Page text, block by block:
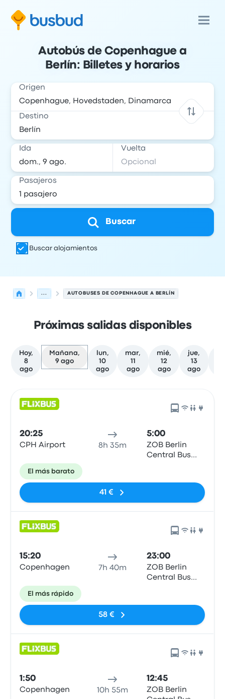
Autobús de Copenhague a
Berlín: Billetes y horarios
Origen
Destino
Ida Vuelta
Pasajeros
Buscar
Buscar alojamientos
... AUTOBUSES DE COPENHAGUE A BERLÍN
Próximas salidas disponibles
Hoy,
8
ago
Mañana,
9 ago
lun,
10
ago
mar,
11
ago
mié,
12
ago
jue,
13
ago
20:25
CPH Airport 8h 35m
5:00
ZOB Berlin
Central Bus
El más barato
41 €
15:20
Copenhagen 7h 40m
23:00
ZOB Berlin
Central Bus
El más rápido
58 €
1:50
Copenhagen 10h 55m
12:45
ZOB Berlin